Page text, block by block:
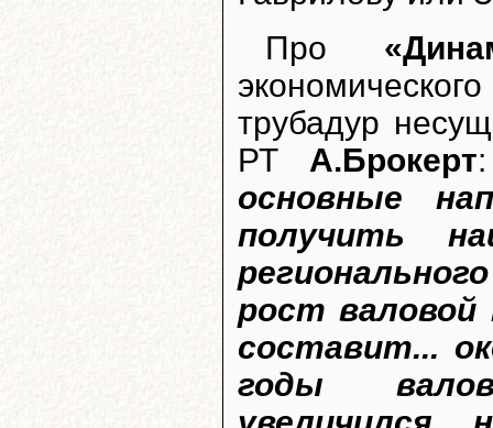
Про
трубадур
РТ А.Брокерт
основные
получить
рост валовой
составит...
годы